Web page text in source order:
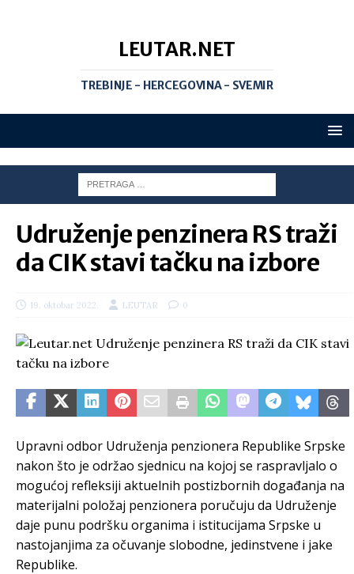
LEUTAR.NET
TREBINJE - HERCEGOVINA - SVEMIR
Udruženje penzinera RS traži
da CIK stavi tačku na izbore
19. oktobar 2022. LEUTAR 0
Upravni odbor Udruženja penzionera Republike Srpske
nakon što je održao sjednicu na kojoj se raspravljalo o
mogućoj refleksiji aktuelnih postizbornih događanja na
materijalni položaj penzionera poručuju da Udruženje
daje punu podršku organima i istitucijama Srpske u
nastojanjima za očuvanje slobodne, jedinstvene i jake
Republike.